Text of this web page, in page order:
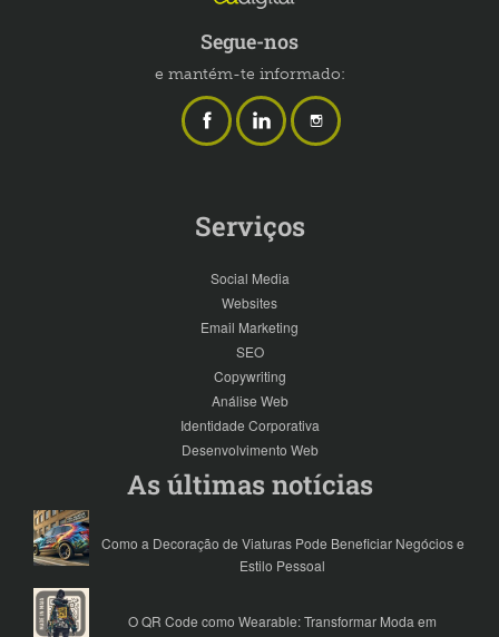
Segue-nos
e mantém-te informado:
Serviços
Social Media
Websites
Email Marketing
SEO
Copywriting
Análise Web
Identidade Corporativa
Desenvolvimento Web
As últimas notícias
Como a Decoração de Viaturas Pode Beneficiar Negócios e
Estilo Pessoal
O QR Code como Wearable: Transformar Moda em